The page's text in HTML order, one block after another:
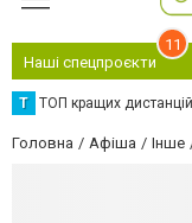
Наші спецпроєкти
11
Т ТОП кращих
Головна Афіша Інше